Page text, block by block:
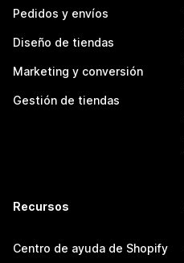
Pedidos y envíos
Diseño de tiendas
Marketing y conversión
Gestión de tiendas
Recursos
Centro de ayuda de Shopify